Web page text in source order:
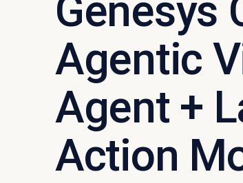
Genesys
Agentic
Agent +
Action